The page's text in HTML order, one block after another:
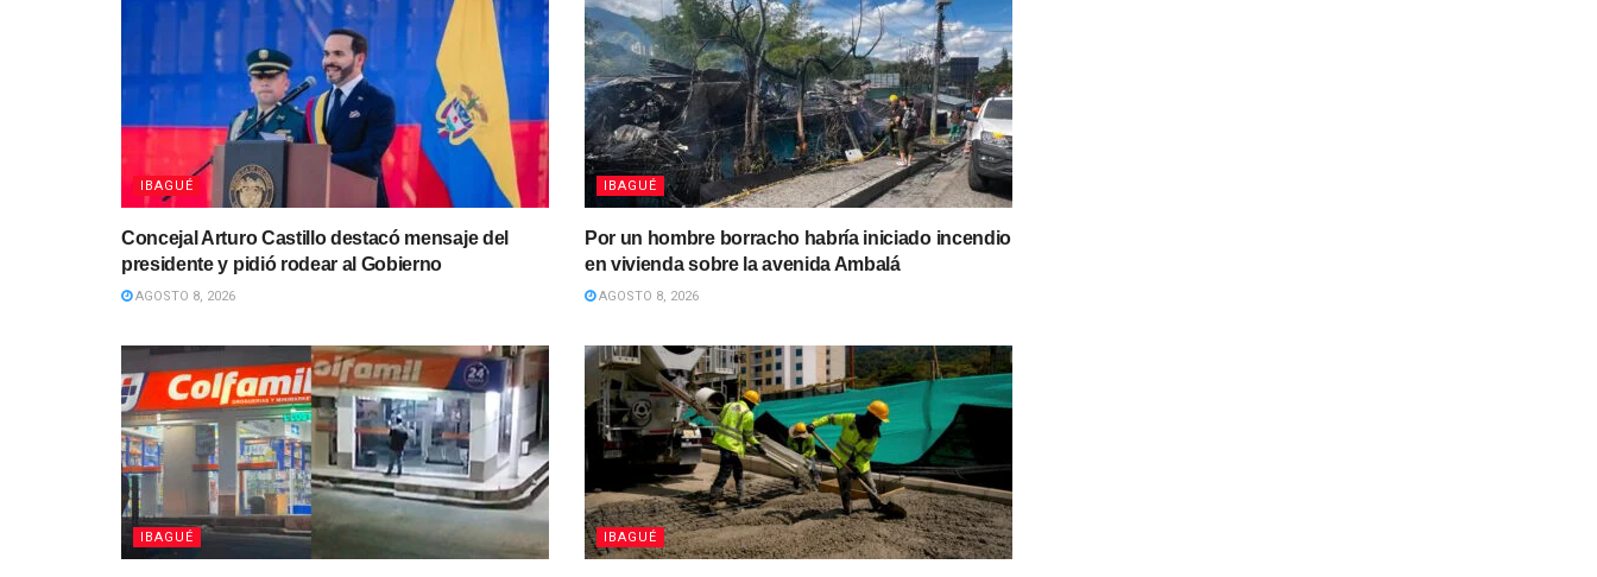
IBAGUÉ
Concejal Arturo Castillo destacó mensaje del
presidente y pidió rodear al Gobierno
AGOSTO 8, 2026
IBAGUÉ
Por un hombre borracho habría iniciado incendio
en vivienda sobre la avenida Ambalá
AGOSTO 8, 2026
IBAGUÉ IBAGUÉ